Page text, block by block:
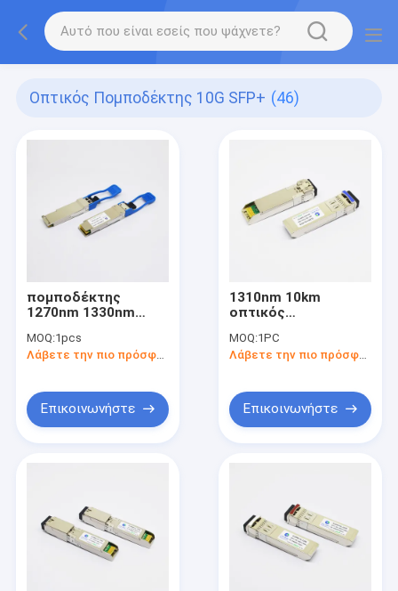
Οπτικός Πομποδέκτης 10G SFP+ (46)
πομποδέκτης
1270nm 1330nm
MOQ:1pcs
Λάβετε την πιο πρόσφατη τιμή
Επικοινωνήστε
1310nm 10km
οπτικός
SFP+
MOQ:1PC
Λάβετε την πιο πρόσφατη τιμή
Επικοινωνήστε